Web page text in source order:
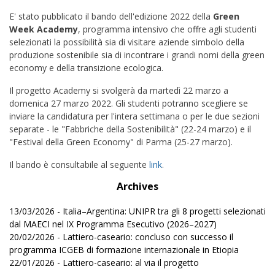
E' stato pubblicato il bando dell'edizione 2022 della Green
Week Academy, programma intensivo che offre agli studenti
selezionati la possibilità sia di visitare aziende simbolo della
produzione sostenibile sia di incontrare i grandi nomi della green
economy e della transizione ecologica.
Il progetto Academy si svolgerà da martedì 22 marzo a
domenica 27 marzo 2022. Gli studenti potranno scegliere se
inviare la candidatura per l'intera settimana o per le due sezioni
separate - le "Fabbriche della Sostenibilità" (22-24 marzo) e il
"Festival della Green Economy" di Parma (25-27 marzo).
Il bando è consultabile al seguente link.
Archives
13/03/2026 - Italia–Argentina: UNIPR tra gli 8 progetti selezionati
dal MAECI nel IX Programma Esecutivo (2026–2027)
20/02/2026 - Lattiero-caseario: concluso con successo il
programma ICGEB di formazione internazionale in Etiopia
22/01/2026 - Lattiero-caseario: al via il progetto